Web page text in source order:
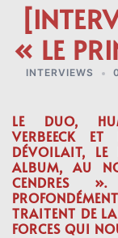
« LE
INTERVIEWS
LE DUO,
VERBEECK ET
DÉVOILAIT, LE
ALBUM, AU
CENDRES
TRAITENT DE LA
FORCES QUI